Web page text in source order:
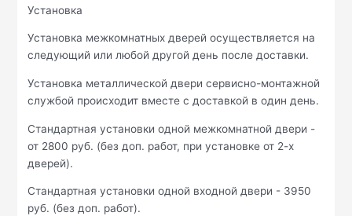
Установка
Установка межкомнатных дверей осуществляется на
следующий или любой другой день после доставки.
Установка металлической двери сервисно-монтажной
службой происходит вместе с доставкой в один день.
Стандартная установки одной межкомнатной двери -
от 2800 руб. (без доп. работ, при установке от 2-х
дверей).
Стандартная установки одной входной двери - 3950
руб. (без доп. работ).